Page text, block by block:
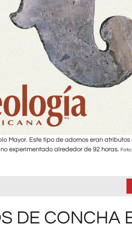
Mayor. Este tipo de adornos eran
experimentado alrededor de 92 horas.
DE CONCHA